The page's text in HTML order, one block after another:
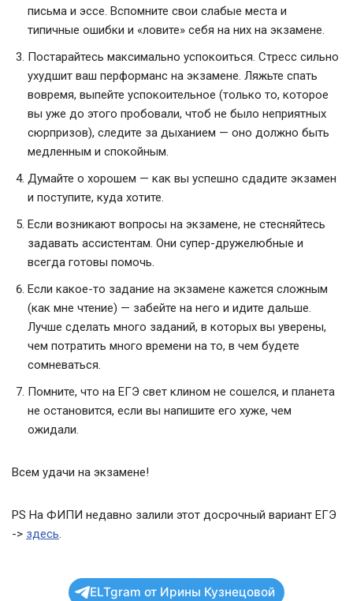
письма и эссе. Вспомните свои слабые места и
типичные ошибки и «ловите» себя на них на экзамене.
Постарайтесь максимально успокоиться. Стресс сильно
ухудшит ваш перформанс на экзамене. Ляжьте спать
вовремя, выпейте успокоительное (только то, которое
вы уже до этого пробовали, чтоб не было неприятных
сюрпризов), следите за дыханием — оно должно быть
медленным и спокойным.
Думайте о хорошем — как вы успешно сдадите экзамен
и поступите, куда хотите.
Если возникают вопросы на экзамене, не стесняйтесь
задавать ассистентам. Они супер-дружелюбные и
всегда готовы помочь.
Если какое-то задание на экзамене кажется сложным
(как мне чтение) — забейте на него и идите дальше.
Лучше сделать много заданий, в которых вы уверены,
чем потратить много времени на то, в чем будете
сомневаться.
Помните, что на ЕГЭ свет клином не сошелся, и планета
не остановится, если вы напишите его хуже, чем
ожидали.
Всем удачи на экзамене!
PS На ФИПИ недавно залили этот досрочный вариант ЕГЭ
-> здесь.
ELTgram от Ирины Кузнецовой